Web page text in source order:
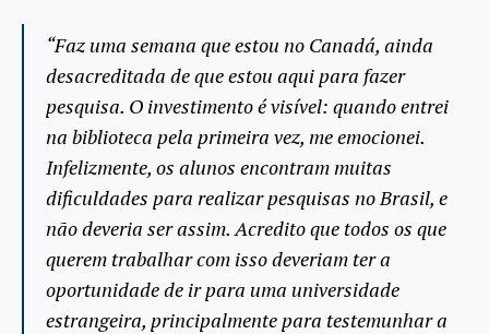
“Faz uma semana que estou no Canadá, ainda
desacreditada de que estou aqui para fazer
pesquisa. O investimento é visível: quando entrei
na biblioteca pela primeira vez, me emocionei.
Infelizmente, os alunos encontram muitas
dificuldades para realizar pesquisas no Brasil, e
não deveria ser assim. Acredito que todos os que
querem trabalhar com isso deveriam ter a
oportunidade de ir para uma universidade
estrangeira, principalmente para testemunhar a